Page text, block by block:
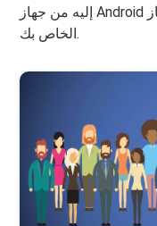
إليه من جهاز Android أو جهاز iPhone أو من جهاز الكمبيوتر
الخاص بك.